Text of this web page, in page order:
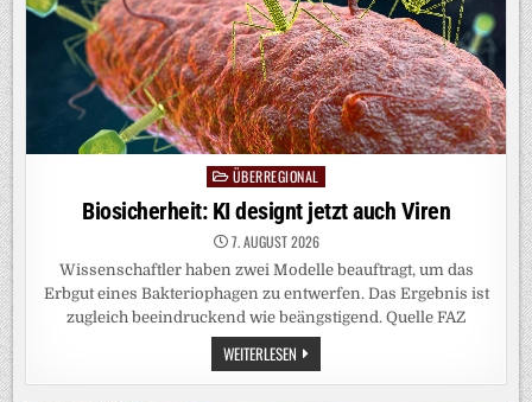
Posted
in
ÜBERREGIONAL
Biosicherheit: KI designt jetzt auch Viren
7. AUGUST 2026
Wissenschaftler haben zwei Modelle beauftragt, um das
Erbgut eines Bakteriophagen zu entwerfen. Das Ergebnis ist
zugleich beeindruckend wie beängstigend. Quelle FAZ
WEITERLESEN BIOSICHERHEIT:
KI
DESIGNT